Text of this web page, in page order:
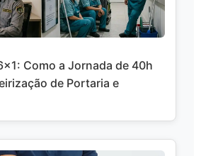
Como a Jornada de 40h
de Portaria e